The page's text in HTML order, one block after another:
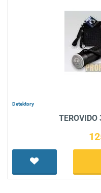
Detektory
TEROVIDO